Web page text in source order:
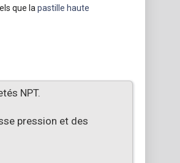
que la pastille haute
NPT.
pression et des